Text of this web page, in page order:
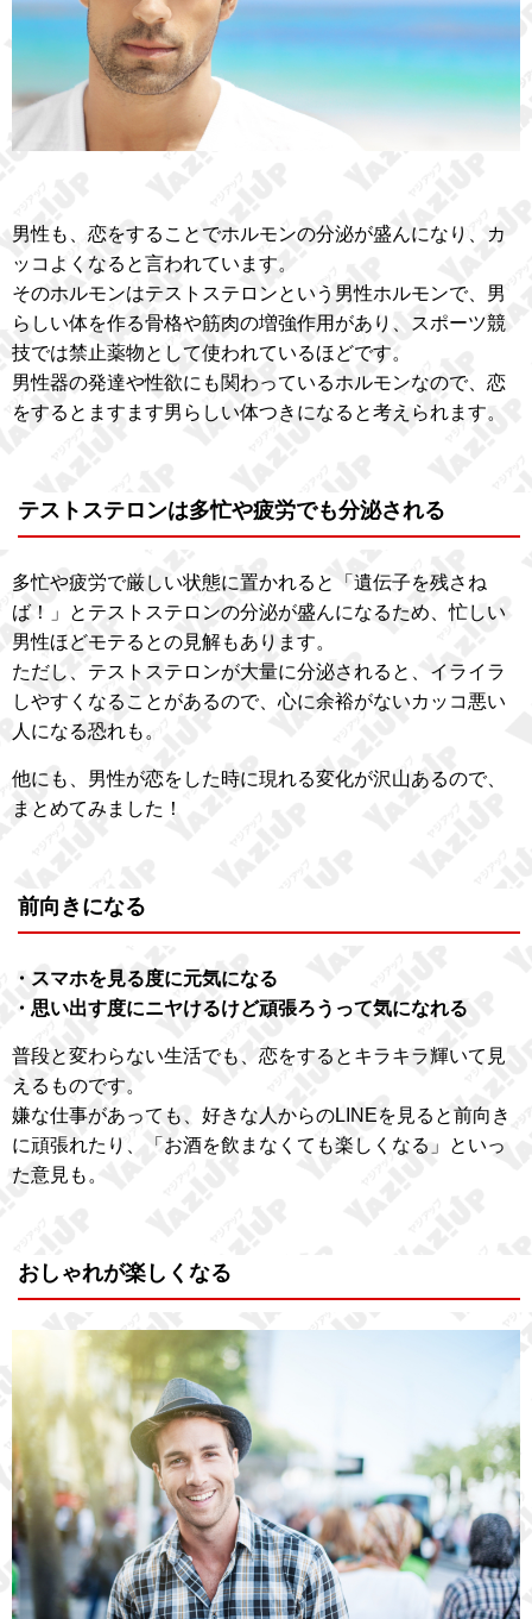
男性も、恋をすることでホルモンの分泌が盛んになり、カ
ッコよくなると言われています。
そのホルモンはテストステロンという男性ホルモンで、男
らしい体を作る骨格や筋肉の増強作用があり、スポーツ競
技では禁止薬物として使われているほどです。
男性器の発達や性欲にも関わっているホルモンなので、恋
をするとますます男らしい体つきになると考えられます。
テストステロンは多忙や疲労でも分泌される
多忙や疲労で厳しい状態に置かれると「遺伝子を残さね
ば！」とテストステロンの分泌が盛んになるため、忙しい
男性ほどモテるとの見解もあります。
ただし、テストステロンが大量に分泌されると、イライラ
しやすくなることがあるので、心に余裕がないカッコ悪い
人になる恐れも。
他にも、男性が恋をした時に現れる変化が沢山あるので、
まとめてみました！
前向きになる
・スマホを見る度に元気になる
・思い出す度にニヤけるけど頑張ろうって気になれる
普段と変わらない生活でも、恋をするとキラキラ輝いて見
えるものです。
嫌な仕事があっても、好きな人からのLINEを見ると前向き
に頑張れたり、「お酒を飲まなくても楽しくなる」といっ
た意見も。
おしゃれが楽しくなる